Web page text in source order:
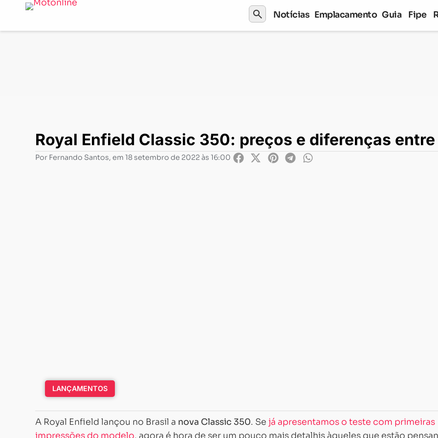
search Notícias Emplacamento Guia Fipe
Royal Enfield Classic 350: preços e diferenças entre as 4 versões
Royal Enfield Classic 350: preços e diferenças
Por Fernando Santos, em 18 setembro de 2022 às 16:00
LANÇAMENTOS
A Royal Enfield lançou no Brasil a nova Classic 350. Se já apresentamos o teste com primeiras
impressões do modelo, agora é hora de ser um pouco mais detalhis àqueles que estão